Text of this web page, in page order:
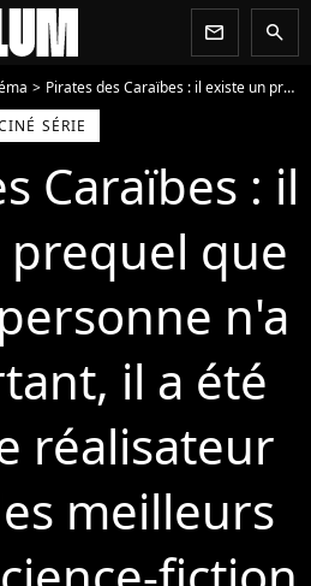
newsletter search
Pirates des Caraïbes : il existe un prequel que presque personne n'a vu, pourtant, il a été fait par le réalisateur de l'un des meilleurs films de science-fiction du 21e siècle
SÉRIE
Caraïbes : il
que
n'a
il a été
réalisateur
meilleurs